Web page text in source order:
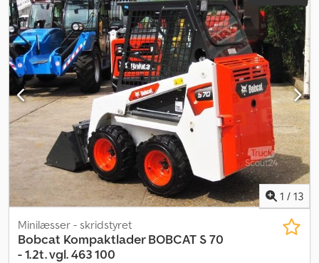
bordincomputer, ekstra forlygter, hydraulik, kabine,
standardskovl, Kompaktlæsser BOBCAT, type: S 100, første
ibrugtagning: 2016, driftsvægt: ca. 1.860 kg, 4-cylindret KUBOTA-
dieselmotor (type: V1505 – ca. 35,50 hk / 26,10 kW ved 3.000 o/min),
SKOVL (bredde: ca. 1.340 mm) – HURTIGSKIFTER, EKSTRA
HYDRAULIK, nyttelast: 454 kg, tipplast: 915 kg,
overbelastningshøjde: 2.633 mm, ROPS / FOPS, belysningsudstyr,
ARBEJDSFORLYGTE (foran), komfortsæde, fastgørelses- og
transportøjer, dæk: BKT TERRÆNDÆK (27 x 8.50 – 15) – rundt om
ca. 98 %. Transportmål: Længde: ca. 2.800 mm (ca. 2.260 mm uden
skovl), bredde: ca. 1.340 mm, højde: ca. 1.960 mm. FINANSIERING
MULIG / TRANSPORT BILLIGT (VERDENSOMSPÆNDENDE) / VED
EKSPORT SKAL KUN NETTOPRISEN BETALES (!) Cjdpfx Ajtrd
Rujfujrf
1 / 13
Minilæsser - skridstyret
Bobcat Kompaktlader BOBCAT S 70
- 1.2t. vgl. 463 100